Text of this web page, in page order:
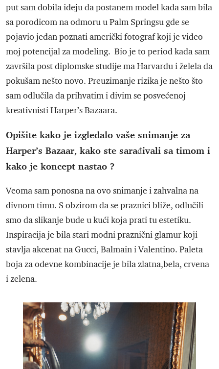
put sam dobila ideju da postanem model kada sam bila
sa porodicom na odmoru u Palm Springsu gde se
pojavio jedan poznati američki fotograf koji je video
moj potencijal za modeling. Bio je to period kada sam
završila post diplomske studije ma Harvardu i želela da
pokušam nešto novo. Preuzimanje rizika je nešto što
sam odlučila da prihvatim i divim se posvećenoj
kreativnisti Harper’s Bazaara.
Opišite kako je izgledalo vaše snimanje za
Harper’s Bazaar, kako ste sarađivali sa timom i
kako je koncept nastao ?
Veoma sam ponosna na ovo snimanje i zahvalna na
divnom timu. S obzirom da se praznici bliže, odlučili
smo da slikanje bude u kući koja prati tu estetiku.
Inspiracija je bila stari modni praznični glamur koji
stavlja akcenat na Gucci, Balmain i Valentino. Paleta
boja za odevne kombinacije je bila zlatna,bela, crvena
i zelena.